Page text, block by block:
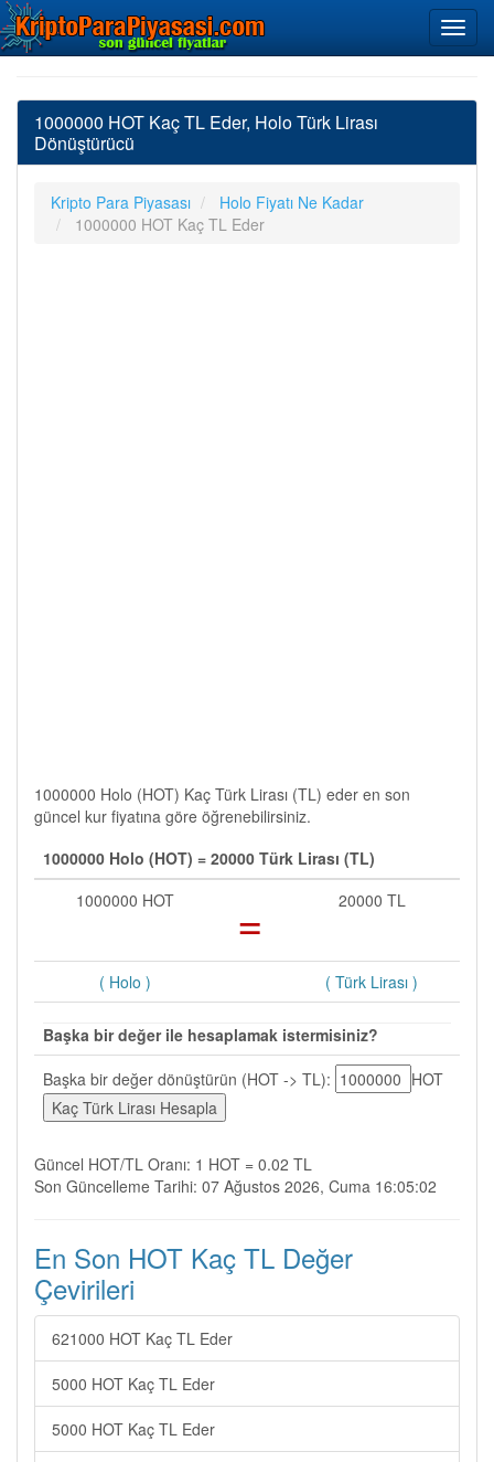
1000000 HOT Kaç TL Eder, Holo Türk Lirası
Dönüştürücü
Kripto Para Piyasası
Holo Fiyatı Ne Kadar
1000000 HOT Kaç TL Eder
1000000 Holo (HOT) Kaç Türk Lirası (TL) eder en son
güncel kur fiyatına göre öğrenebilirsiniz.
1000000 Holo (HOT) = 20000 Türk Lirası (TL)
1000000 HOT
= 20000 TL
( Holo ) ( Türk Lirası )
Başka bir değer ile hesaplamak istermisiniz?
Başka bir değer dönüştürün (HOT -> TL):
HOT
Güncel HOT/TL Oranı: 1 HOT = 0.02 TL
Son Güncelleme Tarihi: 07 Ağustos 2026, Cuma 16:05:02
En Son HOT Kaç TL Değer
Çevirileri
621000 HOT Kaç TL Eder
5000 HOT Kaç TL Eder
5000 HOT Kaç TL Eder